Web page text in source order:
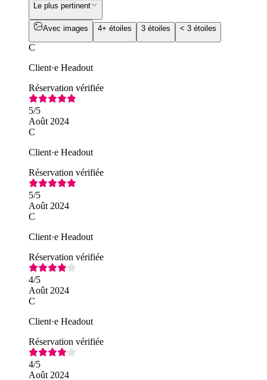
Le plus pertinent
Avec images 4+ étoiles 3 étoiles < 3 étoiles
C
Client·e Headout
Réservation vérifiée
5/5
Août 2024
C
Client·e Headout
Réservation vérifiée
5/5
Août 2024
C
Client·e Headout
Réservation vérifiée
4/5
Août 2024
C
Client·e Headout
Réservation vérifiée
4/5
Août 2024